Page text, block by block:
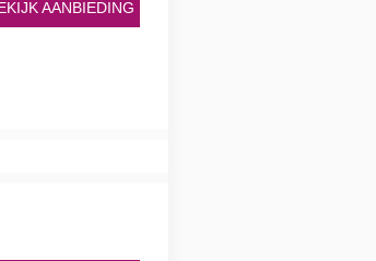
AANBIEDING